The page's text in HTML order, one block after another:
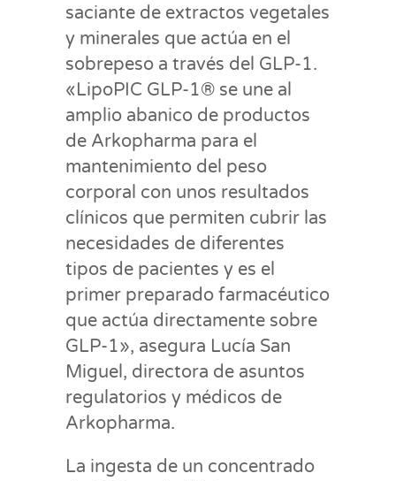
saciante de extractos vegetales
y minerales que actúa en el
sobrepeso a través del GLP-1.
«LipoPIC GLP-1® se une al
amplio abanico de productos
de Arkopharma para el
mantenimiento del peso
corporal con unos resultados
clínicos que permiten cubrir las
necesidades de diferentes
tipos de pacientes y es el
primer preparado farmacéutico
que actúa directamente sobre
GLP-1», asegura Lucía San
Miguel, directora de asuntos
regulatorios y médicos de
Arkopharma.
La ingesta de un concentrado